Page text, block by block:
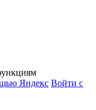
Яндекс Войти с